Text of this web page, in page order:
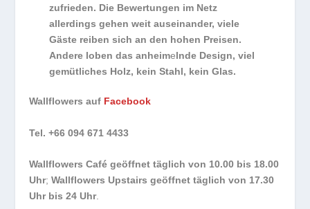
zufrieden. Die Bewertungen im Netz
allerdings gehen weit auseinander, viele
Gäste reiben sich an den hohen Preisen.
Andere loben das anheimelnde Design, viel
gemütliches Holz, kein Stahl, kein Glas.
Wallflowers auf Facebook
Tel. +66 094 671 4433
Wallflowers Café geöffnet täglich von 10.00 bis 18.00
Uhr;Wallflowers Upstairs geöffnet täglich von 17.30
Uhr bis 24 Uhr.